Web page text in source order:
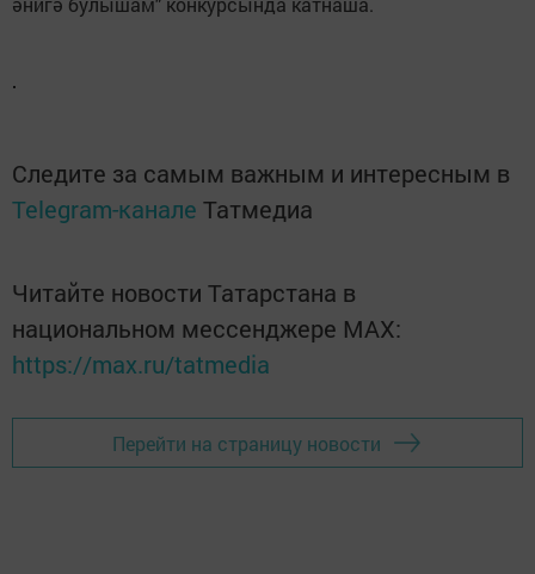
Следите за самым важным и интересным в
Telegram-канале Татмедиа
Читайте новости Татарстана в
национальном мессенджере MАХ:
https://max.ru/tatmedia
Перейти на страницу новости